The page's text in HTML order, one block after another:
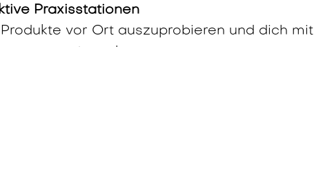
Praxisstationen
vor Ort auszuprobieren und dich mit
auszutauschen.